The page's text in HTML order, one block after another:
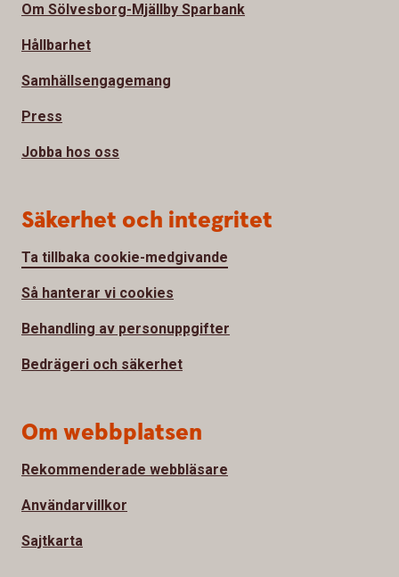
Om Sölvesborg-Mjällby Sparbank
Hållbarhet
Samhällsengagemang
Press
Jobba hos oss
Säkerhet och integritet
Ta tillbaka cookie-medgivande
Så hanterar vi cookies
Behandling av personuppgifter
Bedrägeri och säkerhet
Om webbplatsen
Rekommenderade webbläsare
Användarvillkor
Sajtkarta